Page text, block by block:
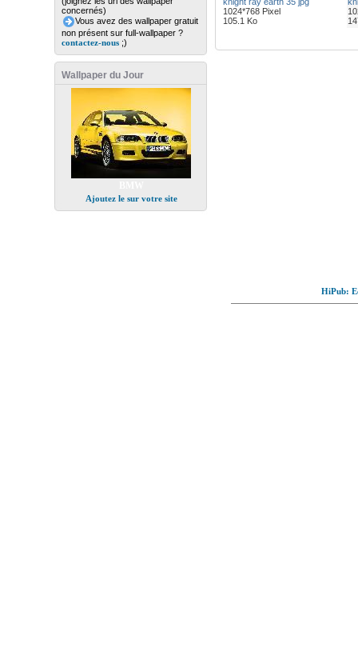
concernés)
Vous avez des wallpaper gratuit
non présent sur full-wallpaper ?
contactez-nous;)
Wallpaper du Jour
Ajoutez le sur votre site
1024*768 Pixel
105.1 Ko
HiPub: